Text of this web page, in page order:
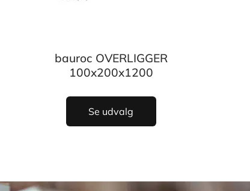
bauroc OVERLIGGER
100x200x1200
Se udvalg